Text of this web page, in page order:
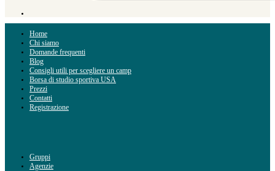
Home
Chi siamo
Domande frequenti
Blog
Consigli utili per scegliere un camp
Borsa di studio sportiva USA
Prezzi
Contatti
Registrazione
Gruppi
Agenzie